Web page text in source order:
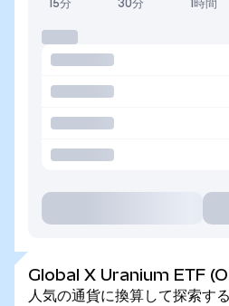
15分 30分 1時間
Global X Uranium ETF
人気の通貨に換算して探索する